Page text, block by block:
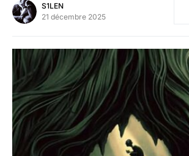
S1LEN
21 décembre 2025